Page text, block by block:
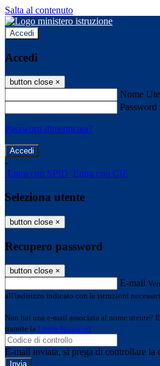
Salta al contenuto
Accedi
Accedi
button close ×
Nome
Password
Password dimenticata?
-
Entra con SPID Entra con CIE
Seleziona utente
button close ×
Recupero password
button close ×
E-mail
all'indirizzo indicato con le istruzioni
Non hai una e-mail associata al nome utente?
tramite la Login Spaggiari
E-mail inviata, si prega di controllare la